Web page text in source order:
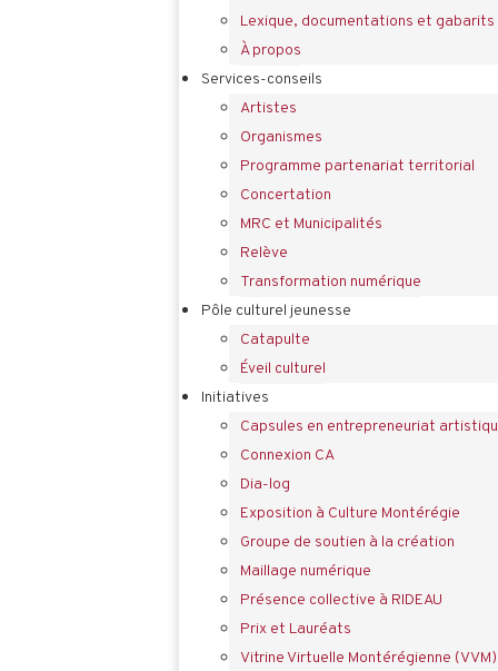
Lexique, documentations et gabarits
À propos
Services-conseils
Artistes
Organismes
Programme partenariat territorial
Concertation
MRC et Municipalités
Relève
Transformation numérique
Pôle culturel jeunesse
Catapulte
Éveil culturel
Initiatives
Capsules en entrepreneuriat
Connexion CA
Dia-log
Exposition à Culture Montérégie
Groupe de soutien à la création
Maillage numérique
Présence collective à RIDEAU
Prix et Lauréats
Vitrine Virtuelle Montérégienne (VVM)